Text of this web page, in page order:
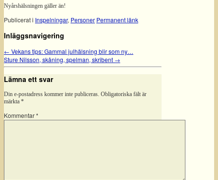
Nyårshälsningen gäller än!
Publicerat i Inspelningar, Personer Permanent länk
Inläggsnavigering
← Vekans tips: Gammal julhälsning blir som ny…
Sture Nilsson, skåning, spelman, skribent →
Lämna ett svar
Din e-postadress kommer inte publiceras. Obligatoriska fält är
märkta *
Kommentar*